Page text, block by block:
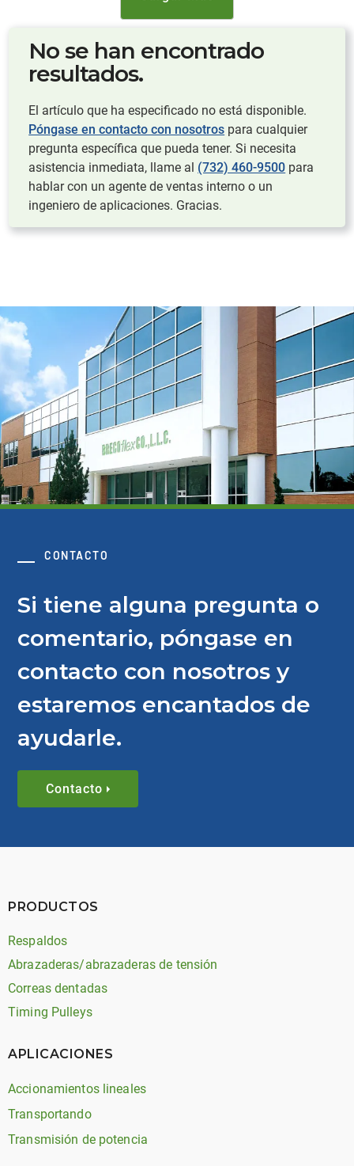
No se han encontrado
resultados.
El artículo que ha especificado no está disponible.
Póngase en contacto con nosotros para cualquier
pregunta específica que pueda tener. Si necesita
asistencia inmediata, llame al (732) 460-9500 para
hablar con un agente de ventas interno o un
ingeniero de aplicaciones. Gracias.
CONTACTO
Si tiene alguna pregunta o
comentario, póngase en
contacto con nosotros y
estaremos encantados de
ayudarle.
Contacto
PRODUCTOS
Respaldos
Abrazaderas/abrazaderas de tensión
Correas dentadas
Timing Pulleys
APLICACIONES
Accionamientos lineales
Transportando
Transmisión de potencia